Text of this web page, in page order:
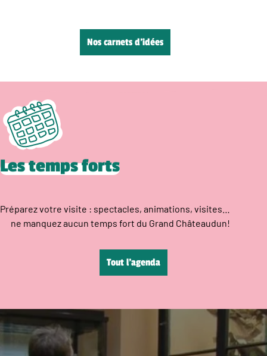
Nos carnets d’idées
Les temps forts
Préparez votre visite : spectacles, animations, visites…
ne manquez aucun temps fort du Grand Châteaudun!
Tout l’agenda